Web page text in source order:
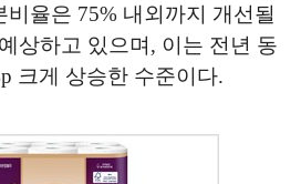
율은 75% 내외까지 개선될
상하고 있으며, 이는 전년 동
크게 상승한 수준이다.